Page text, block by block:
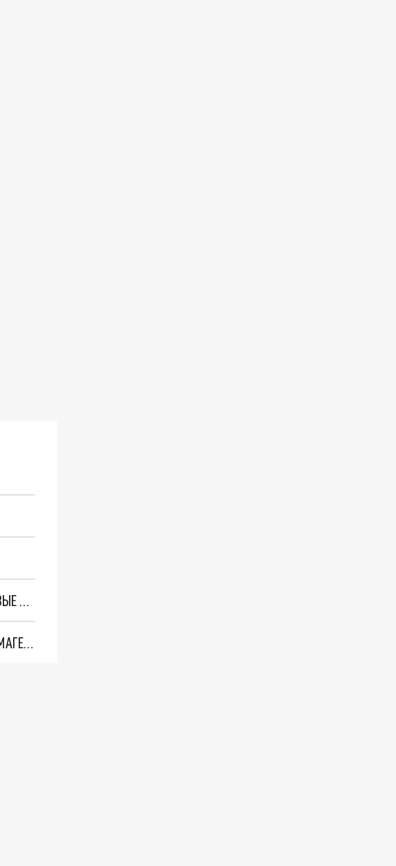
"ОЧЕНЬ ПЛОХИЕ НОВОСТИ": БОЛЬШАЯ ОШИБКА PALANTIR В РОССИИ. СТРАНЫ НАТО ВПЕРВЫЕ ЗА СВО ОСТАНОВИЛИ ПОСТАВКИ ОРУЖИЯ. ВСУ ТЕРЯЮТ ПРИГРАНИЧЬЕ?
ТРИ ГЛАВНЫХ ИНСАЙДА ОБ СВО. ОТМЕНА МОБИЛИЗАЦИИ И ВОЗВРАЩЕНИЕ "ГЕНЕРАЛА АРМАГЕДДОНА"? ОТЛИЧНЫЕ НОВОСТИ, КОТОРЫЕ ЖДАЛИ ВСЕ